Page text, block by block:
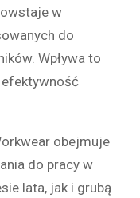
w
do
Wpływa to
obejmuje
do pracy w
lata, jak i grubą